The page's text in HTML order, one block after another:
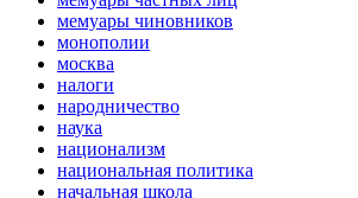
мемуары чиновников
монополии
москва
налоги
народничество
наука
национализм
национальная политика
начальная школа